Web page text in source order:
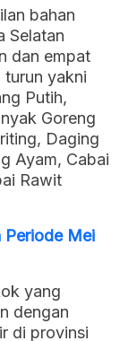
bahan
Selatan
dan empat
turun yakni
Putih,
Goreng
Daging
Ayam, Cabai
Rawit
Periode Mei
yang
dengan
di provinsi